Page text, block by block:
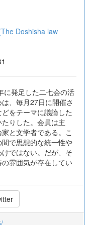
Doshisha law
に発足した二七会の活
、毎月27日に開催さ
をテーマに議論した
りした。会員は主
と文学者である。こ
で思想的な統一性や
ではない。だが、そ
雰囲気が存在してい